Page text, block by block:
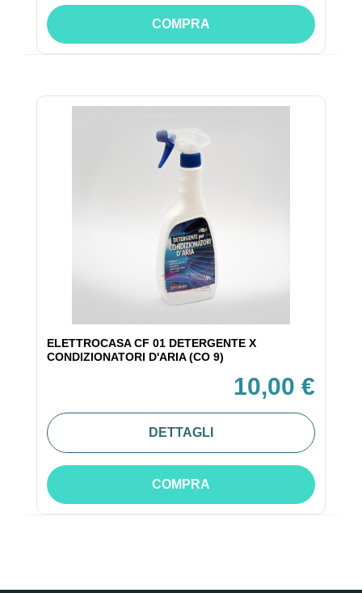
COMPRA
ELETTROCASA CF 01 DETERGENTE X
CONDIZIONATORI D'ARIA (CO 9)
10,00 €
DETTAGLI
COMPRA